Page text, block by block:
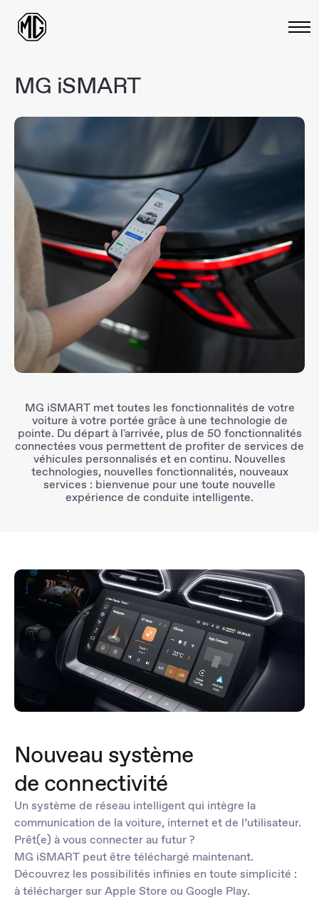
MG iSMART
MG iSMARTmet toutes les fonctionnalités de votre
voiture à votre portée grâce à une technologie de
pointe. Du départ à l'arrivée, plus de 50 fonctionnalités
connectées vous permettent de profiter de services de
véhicules personnalisés et en continu. Nouvelles
technologies, nouvelles fonctionnalités, nouveaux
services : bienvenue pour une toute nouvelle
expérience de conduite intelligente.
Nouveau système
de connectivité
Un système de réseau intelligent qui intègre la
communication de la voiture, internet et de l’utilisateur.
Prêt(e) à vous connecter au futur ?
MG iSMART peut être téléchargé maintenant.
Découvrez les possibilités infinies en toute simplicité :
à télécharger sur Apple Store ou Google Play.